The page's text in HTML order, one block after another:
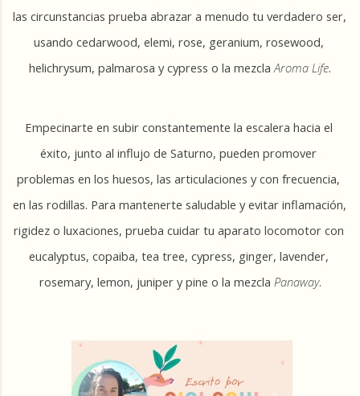
las circunstancias prueba abrazar a menudo tu verdadero ser,
usando cedarwood, elemi, rose, geranium, rosewood,
helichrysum, palmarosa y cypress o la mezcla Aroma Life.
Empecinarte en subir constantemente la escalera hacia el
éxito, junto al influjo de Saturno, pueden promover
problemas en los huesos, las articulaciones y con frecuencia,
en las rodillas. Para mantenerte saludable y evitar inflamación,
rigidez o luxaciones, prueba cuidar tu aparato locomotor con
eucalyptus, copaiba, tea tree, cypress, ginger, lavender,
rosemary, lemon, juniper y pine o la mezcla Panaway.